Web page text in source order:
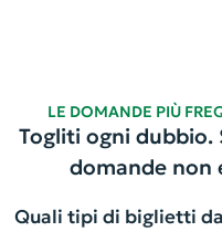
LE DOMANDE PIÙ
Togliti ogni dubbio.
domande non
Quali tipi di biglietti